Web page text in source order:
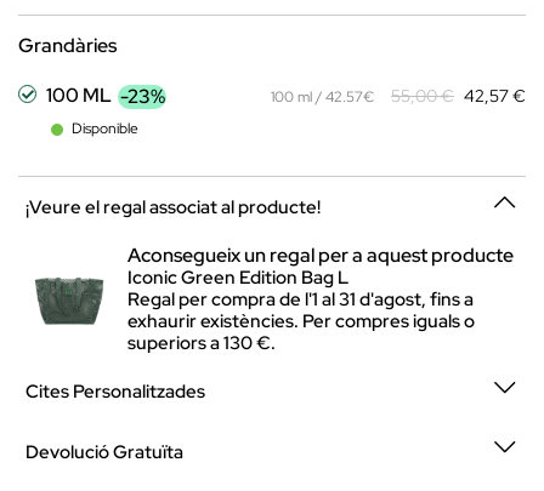
Grandàries
100 ML -23%
Disponible
100 ml / 42.57€ 55,00 € 42,57 €
¡Veure el regal associat al producte!
Aconsegueix un regal per a aquest producte
Iconic Green Edition Bag L
Regal per compra de l'1 al 31 d'agost, fins a
exhaurir existències. Per compres iguals o
superiors a 130 €.
Cites Personalitzades
Devolució Gratuïta